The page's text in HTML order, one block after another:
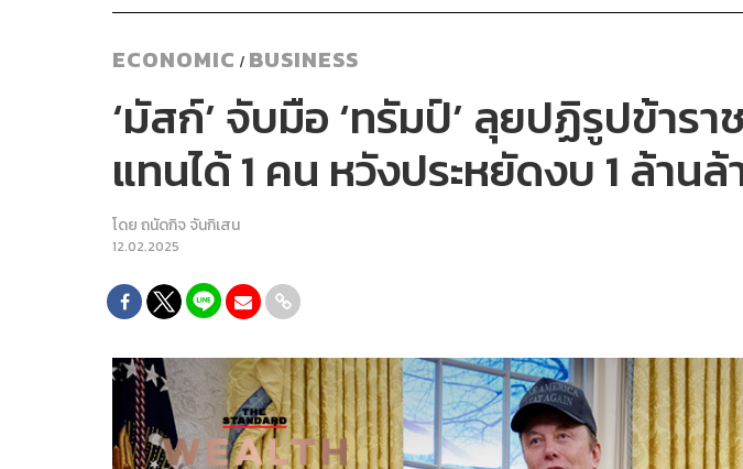
ECONOMIC / BUSINESS
‘มัสก์’ จับมือ ‘ทรัมป์’ ลุยปฏิรูปข้า
แทนได้ 1 คน หวังประหยัดงบ 1 ล้าน
โดยถนัดกิจ จันกิเสน
12.02.2025